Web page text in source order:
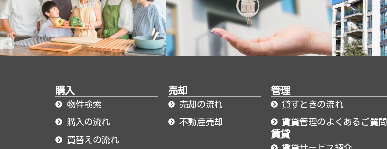
購入
物件検索
購入の流れ
買替えの流れ
売却
売却の流れ
不動産売却
管理
貸すときの流れ
賃貸管理のよくあるご質問
賃貸